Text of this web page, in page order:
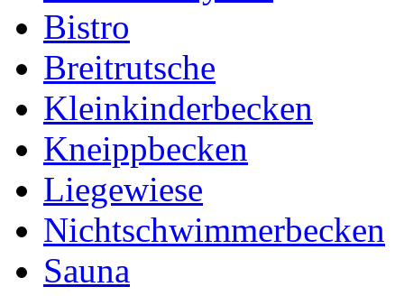
Bistro
Breitrutsche
Kleinkinderbecken
Kneippbecken
Liegewiese
Nichtschwimmerbecken
Sauna